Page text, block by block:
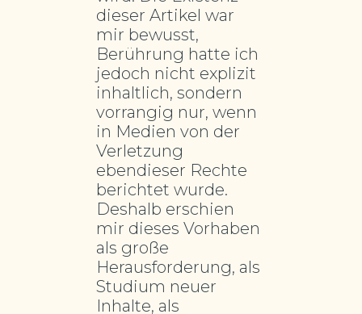
dieser Artikel war
mir bewusst,
Berührung hatte ich
jedoch nicht explizit
inhaltlich, sondern
vorrangig nur, wenn
in Medien von der
Verletzung
ebendieser Rechte
berichtet wurde.
Deshalb erschien
mir dieses Vorhaben
als große
Herausforderung, als
Studium neuer
Inhalte, als